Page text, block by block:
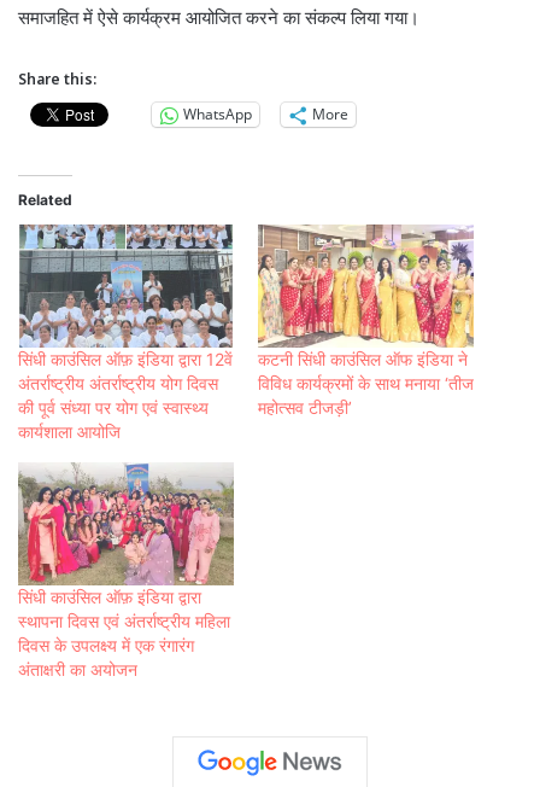
समाजहित में ऐसे कार्यक्रम आयोजित करने का संकल्प लिया गया।
Share this:
WhatsApp
More
Related
सिंधी काउंसिल ऑफ़ इंडिया द्वारा 12वें
अंतर्राष्ट्रीय अंतर्राष्ट्रीय योग दिवस
की पूर्व संध्या पर योग एवं स्वास्थ्य
कार्यशाला आयोजि
कटनी सिंधी काउंसिल ऑफ इंडिया ने
विविध कार्यक्रमों के साथ मनाया ‘तीज
महोत्सव टीजड़ी’
सिंधी काउंसिल ऑफ़ इंडिया द्वारा
स्थापना दिवस एवं अंतर्राष्ट्रीय महिला
दिवस के उपलक्ष्य में एक रंगारंग
अंताक्षरी का अयोजन